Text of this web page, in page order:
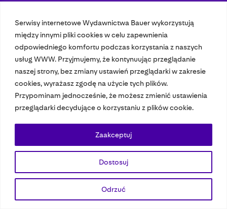
Serwisy internetowe Wydawnictwa Bauer wykorzystują
między innymi pliki cookies w celu zapewnienia
odpowiedniego komfortu podczas korzystania z naszych
usług WWW. Przyjmujemy, że kontynuując przeglądanie
naszej strony, bez zmiany ustawień przeglądarki w zakresie
cookies, wyrażasz zgodę na użycie tych plików.
Przypominam jednocześnie, że możesz zmienić ustawienia
przeglądarki decydujące o korzystaniu z plików cookie.
Dostosuj
Odrzuć
Zaakceptuj
Nasze czasopisma
Nasze strony
© 2023 Bauer Media Group, All Rights Reserved.
Polityka prywatnościDane osoboweWydawca EMFASpeak Up